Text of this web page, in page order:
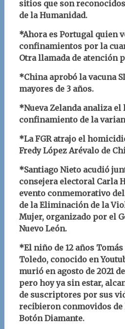
sitios que son
de la Humanidad.
*Ahora es Portugal quien
confinamientos por la
Otra llamada de atención
*China aprobó la vacuna
mayores de 3 años.
*Nueva Zelanda analiza el
confinamiento de la
*La FGR atrajo el
Fredy López Arévalo de
*Santiago Nieto acudió
consejera electoral Carla
evento conmemorativo
de la Eliminación de la
Mujer, organizado por el
Nuevo León.
*El niño de 12 años
Toledo, conocido en
murió en agosto de 2021
pero hoy ya sin estar,
de suscriptores por sus
recibieron conmovidos de
Botón Diamante.